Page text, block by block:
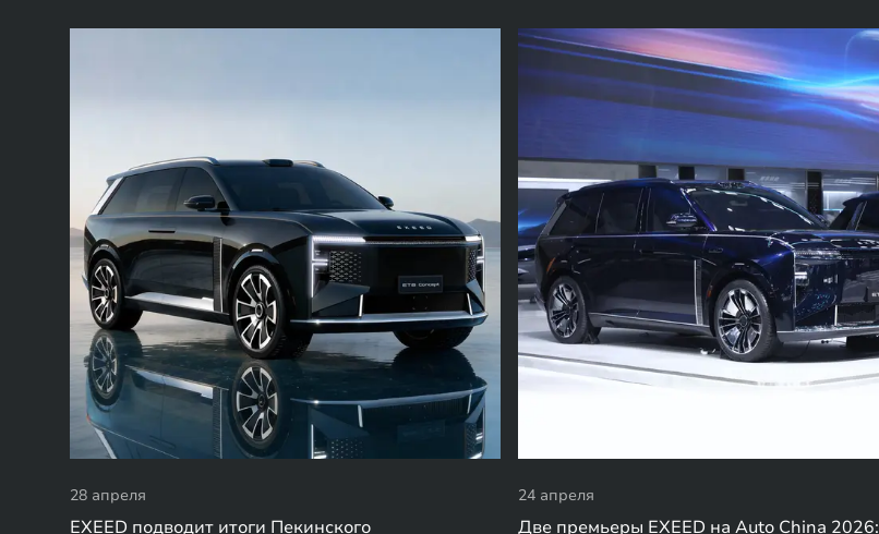
28 апреля
EXEED подводит итоги Пекинского
24 апреля
Две премьеры EXEED на Auto China 2026: